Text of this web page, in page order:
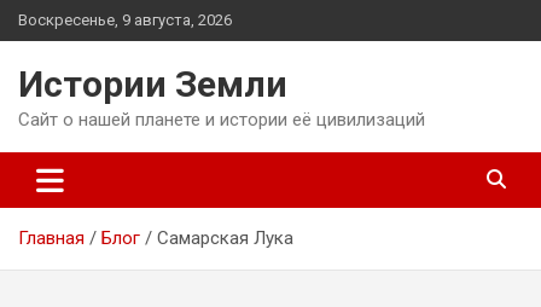
Перейти
к
Воскресенье, 9 августа, 2026
Истории Земли
Сайт о нашей планете и истории её цивилизаций
Главная Блог Самарская Лука